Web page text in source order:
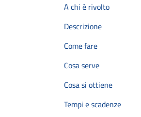
A chi è rivolto
Descrizione
Come fare
Cosa serve
Cosa si ottiene
Tempi e scadenze